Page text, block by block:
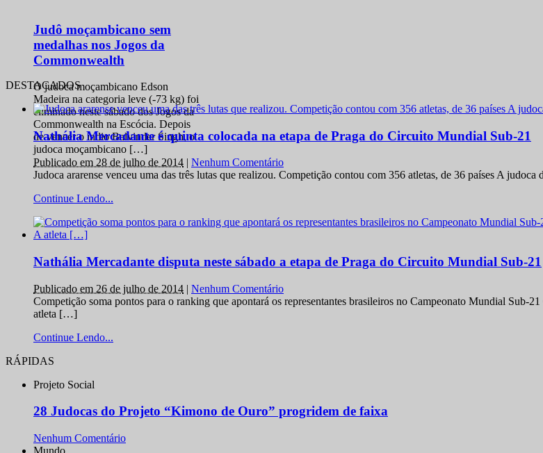
Judô moçambicano sem
medalhas nos Jogos da
Commonwealth
O judoca moçambicano Edson
Madeira na categoria leve (-73 kg) foi
eliminado neste sábado dos Jogos da
Commonwealth na Escócia. Depois
de vencer o índio Balvinder Singh, o
judoca moçambicano […]
DESTACADOS
Nathália Mercadante é quinta colocada na etapa de Praga do Circuito Mundial Sub-21
Publicado em 28 de julho de 2014 | Nenhum Comentário
Judoca ararense venceu uma das três lutas que realizou. Competição contou com 356 atletas, de 36 países A
Continue Lendo...
Nathália Mercadante disputa neste sábado a etapa de Praga do Circuito Mundial Sub-21
Publicado em 26 de julho de 2014 | Nenhum Comentário
Competição soma pontos para o ranking que apontará os representantes brasileiros no Campeonato Mundial Sub-
atleta […]
Continue Lendo...
RÁPIDAS
Projeto Social
28 Judocas do Projeto “Kimono de Ouro” progridem de faixa
Nenhum Comentário
Mundo